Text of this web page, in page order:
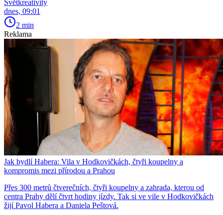
Světkreativity
dnes, 09:01
2 min
Reklama
Jak bydlí Habera: Vila v Hodkovičkách, čtyři koupelny a
kompromis mezi přírodou a Prahou
Přes 300 metrů čtverečních, čtyři koupelny a zahrada, kterou od
centra Prahy dělí čtvrt hodiny jízdy. Tak si ve vile v Hodkovičkách
žijí Pavol Habera a Daniela Peštová.